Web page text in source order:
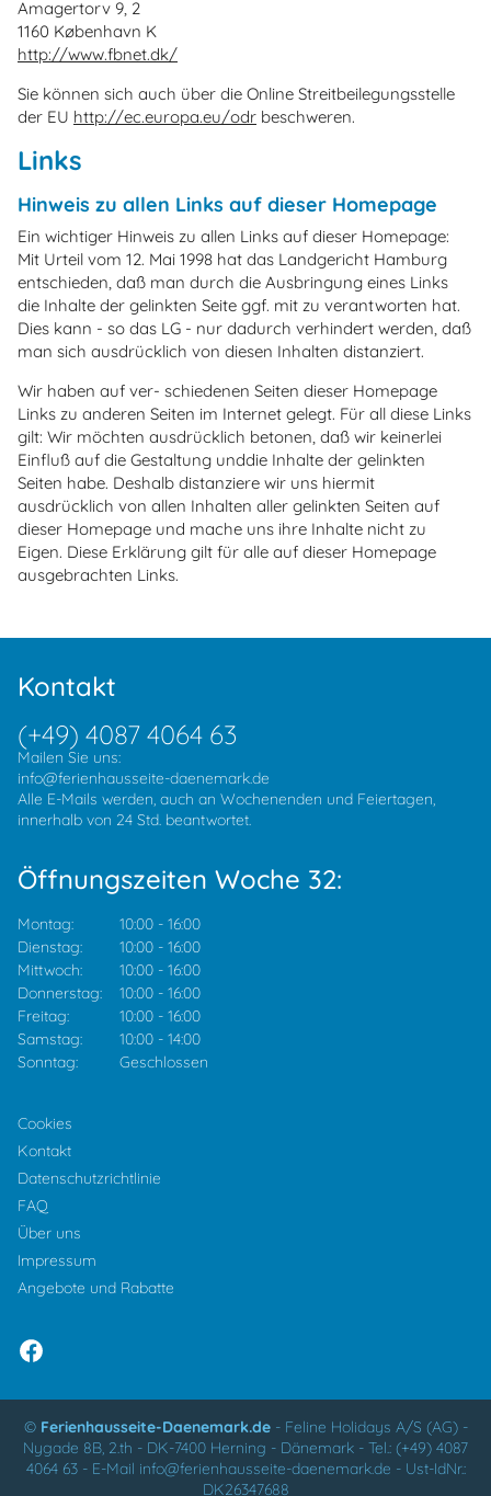
Amagertorv 9, 2
1160 København K
http://www.fbnet.dk/
Sie können sich auch über die Online Streitbeilegungsstelle
der EU http://ec.europa.eu/odr beschweren.
Links
Hinweis zu allen Links auf dieser Homepage
Ein wichtiger Hinweis zu allen Links auf dieser Homepage:
Mit Urteil vom 12. Mai 1998 hat das Landgericht Hamburg
entschieden, daß man durch die Ausbringung eines Links
die Inhalte der gelinkten Seite ggf. mit zu verantworten hat.
Dies kann - so das LG - nur dadurch verhindert werden, daß
man sich ausdrücklich von diesen Inhalten distanziert.
Wir haben auf ver- schiedenen Seiten dieser Homepage
Links zu anderen Seiten im Internet gelegt. Für all diese Links
gilt: Wir möchten ausdrücklich betonen, daß wir keinerlei
Einfluß auf die Gestaltung unddie Inhalte der gelinkten
Seiten habe. Deshalb distanziere wir uns hiermit
ausdrücklich von allen Inhalten aller gelinkten Seiten auf
dieser Homepage und mache uns ihre Inhalte nicht zu
Eigen. Diese Erklärung gilt für alle auf dieser Homepage
ausgebrachten Links.
Kontakt
(+49) 4087 4064 63
Mailen Sie uns:
info@ferienhausseite-daenemark.de
Alle E-Mails werden, auch an Wochenenden und Feiertagen,
innerhalb von 24 Std. beantwortet.
Öffnungszeiten Woche 32:
Montag: 10:00 - 16:00
Dienstag:
10:00 - 16:00
Mittwoch:
10:00 - 16:00
Donnerstag:
10:00 - 16:00
Freitag:
10:00 - 16:00
Samstag:
10:00 - 14:00
Sonntag:
Geschlossen
Cookies
Kontakt
Datenschutzrichtlinie
FAQ
Über uns
Impressum
Angebote und Rabatte
© Ferienhausseite-Daenemark.de- Feline Holidays A/S (AG)-
Nygade 8B, 2.th - DK-7400 Herning - Dänemark - Tel.: (+49) 4087
4064 63- E-Mail info@ferienhausseite-daenemark.de - Ust-IdNr.:
DK26347688